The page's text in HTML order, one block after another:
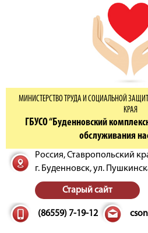
МИНИСТЕРСТВО ТРУДА И СОЦИАЛЬНОЙ
КРАЯ
ГБУСО “Буденновский
обслуживания
Россия, Ставропольский
г. Буденновск,ул.
Старый сайт
(86559) 7-19-12